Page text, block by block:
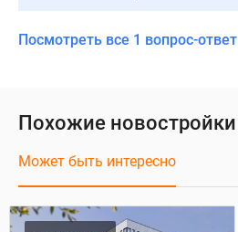
Посмотреть все 1 вопрос-ответ
Похожие новостройки
Может быть интересно